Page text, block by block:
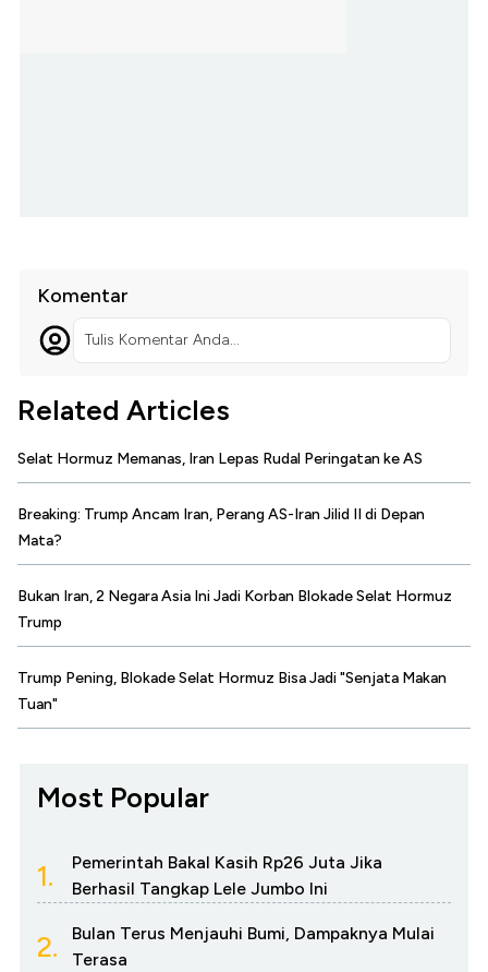
Komentar
Tulis Komentar Anda...
Related Articles
Selat Hormuz Memanas, Iran Lepas Rudal Peringatan ke AS
Breaking: Trump Ancam Iran, Perang AS-Iran Jilid II di Depan
Mata?
Bukan Iran, 2 Negara Asia Ini Jadi Korban Blokade Selat Hormuz
Trump
Trump Pening, Blokade Selat Hormuz Bisa Jadi "Senjata Makan
Tuan"
Most Popular
1.
Pemerintah Bakal Kasih Rp26 Juta Jika
Berhasil Tangkap Lele Jumbo Ini
2.
Bulan Terus Menjauhi Bumi, Dampaknya Mulai
Terasa